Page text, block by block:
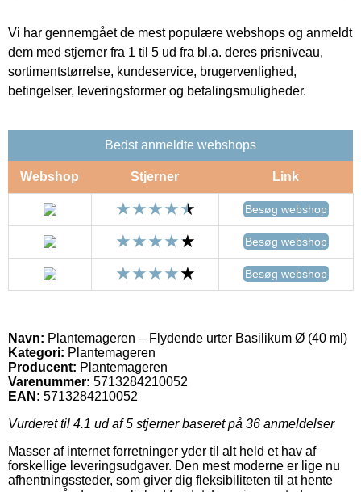
Vi har gennemgået de mest populære webshops og anmeldt
dem med stjerner fra 1 til 5 ud fra bl.a. deres prisniveau,
sortimentstørrelse, kundeservice, brugervenlighed,
betingelser, leveringsformer og betalingsmuligheder.
Bedst anmeldte webshops
Webshop Stjerner Link
Besøg webshop
Besøg webshop
Besøg webshop
Navn: Plantemageren – Flydende urter Basilikum Ø (40 ml)
Kategori: Plantemageren
Producent: Plantemageren
Varenummer: 5713284210052
EAN: 5713284210052
Vurderet til 4.1 ud af 5 stjerner baseret på 36 anmeldelser
Masser af internet forretninger yder til alt held et hav af
forskellige leveringsudgaver. Den mest moderne er lige nu
afhentningssteder, som giver dig fleksibiliteten til at hente